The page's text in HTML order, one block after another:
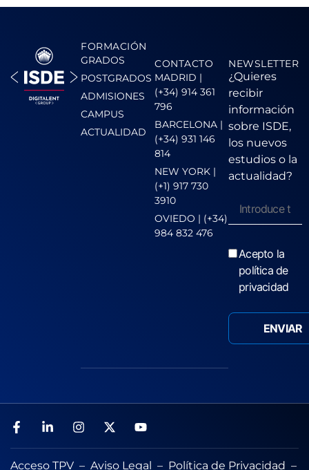
FORMACIÓN
GRADOS
POSTGRADOS
ADMISIONES
CAMPUS
ACTUALIDAD
CONTACTO
MADRID |
(+34) 914 361
796
BARCELONA |
(+34) 931 146
814
NEW YORK |
(+1) 917 730
3910
OVIEDO | (+34)
984 832 476
NEWSLETTER
¿Quieres
recibir
información
sobre ISDE,
los nuevos
estudios o la
actualidad?
Acepto la
política de
privacidad
Acceso TPV – Aviso Legal – Política de Privacidad –